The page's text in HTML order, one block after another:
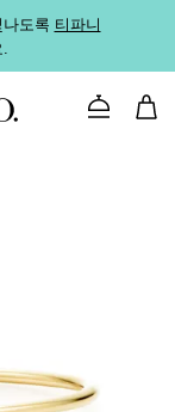
도록 티파니
문의하기